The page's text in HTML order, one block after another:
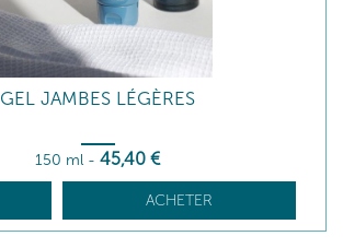
GEL JAMBES LÉGÈRES
150 ml - 45,40 €
ACHETER